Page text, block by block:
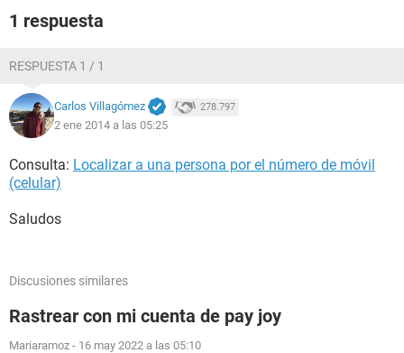
1 respuesta
RESPUESTA 1 / 1
Carlos Villagómez 278.797
2 ene 2014 a las 05:25
Consulta: Localizar a una persona por el número de móvil
(celular)
Saludos
Discusiones similares
Rastrear con mi cuenta de pay joy
Mariaramoz - 16 may 2022 a las 05:10